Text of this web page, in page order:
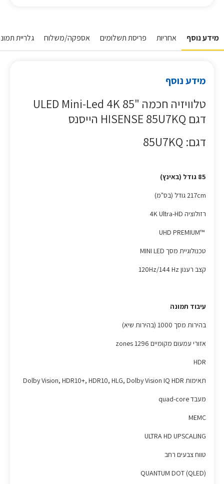
מידע נוסף אחריות פריסת תשלומים אספקה/משלוח גלריית
מידע נוסף
טלוויזיה חכמה "85 ULED Mini-Led 4K
דגם HISENSE 85U7KQ הייסנס
דגם: 85U7KQ
85 גודל (באינץ)
217cm גודל (בס"מ)
רזולוציה 4K Ultra-HD
™UHD PREMIUM
טכנולוגיית מסך MINI LED
קצב רענון 120Hz/144 Hz
עיבוד תמונה
בהירות מסך 1000 (בהירות שיא)
אזורי עמעום מקומיים 1296 zones
HDR
תאימות Dolby Vision, HDR10+, HDR10, HLG, Dolby Vision IQ HDR
מעבד quad-core
MEMC
ULTRA HD UPSCALING
טווח צבעים רחב
QUANTUM DOT (QLED)